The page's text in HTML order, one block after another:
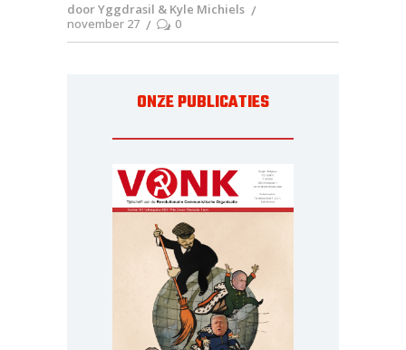
door Yggdrasil & Kyle Michiels
november 27
0
ONZE PUBLICATIES